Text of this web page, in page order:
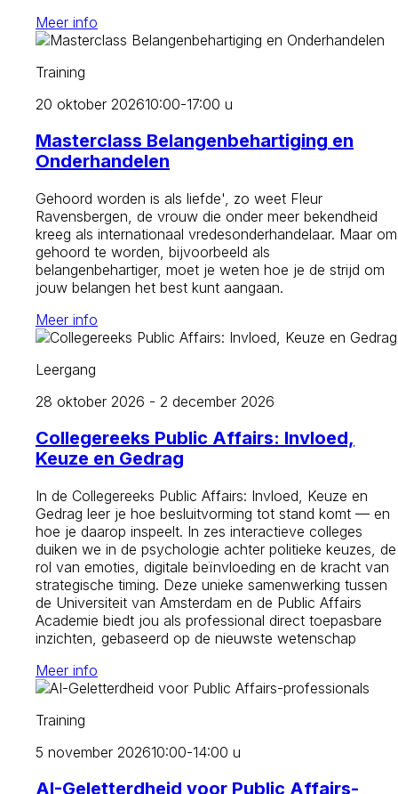
Meer info
Training
20 oktober 202610:00-17:00 u
Masterclass Belangenbehartiging en
Onderhandelen
Gehoord worden is als liefde', zo weet Fleur
Ravensbergen, de vrouw die onder meer bekendheid
kreeg als internationaal vredesonderhandelaar. Maar om
gehoord te worden, bijvoorbeeld als
belangenbehartiger, moet je weten hoe je de strijd om
jouw belangen het best kunt aangaan.
Meer info
Leergang
28 oktober 2026 - 2 december 2026
Collegereeks Public Affairs: Invloed,
Keuze en Gedrag
In de Collegereeks Public Affairs: Invloed, Keuze en
Gedrag leer je hoe besluitvorming tot stand komt — en
hoe je daarop inspeelt. In zes interactieve colleges
duiken we in de psychologie achter politieke keuzes, de
rol van emoties, digitale beïnvloeding en de kracht van
strategische timing. Deze unieke samenwerking tussen
de Universiteit van Amsterdam en de Public Affairs
Academie biedt jou als professional direct toepasbare
inzichten, gebaseerd op de nieuwste wetenschap
Meer info
Training
5 november 202610:00-14:00 u
AI-Geletterdheid voor Public Affairs-